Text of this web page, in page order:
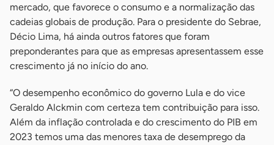
mercado, que favorece o consumo e a normalização das
cadeias globais de produção. Para o presidente do Sebrae,
Décio Lima, há ainda outros fatores que foram
preponderantes para que as empresas apresentassem esse
crescimento já no início do ano.
“O desempenho econômico do governo Lula e do vice
Geraldo Alckmin com certeza tem contribuição para isso.
Além da inflação controlada e do crescimento do PIB em
2023 temos uma das menores taxa de desemprego da